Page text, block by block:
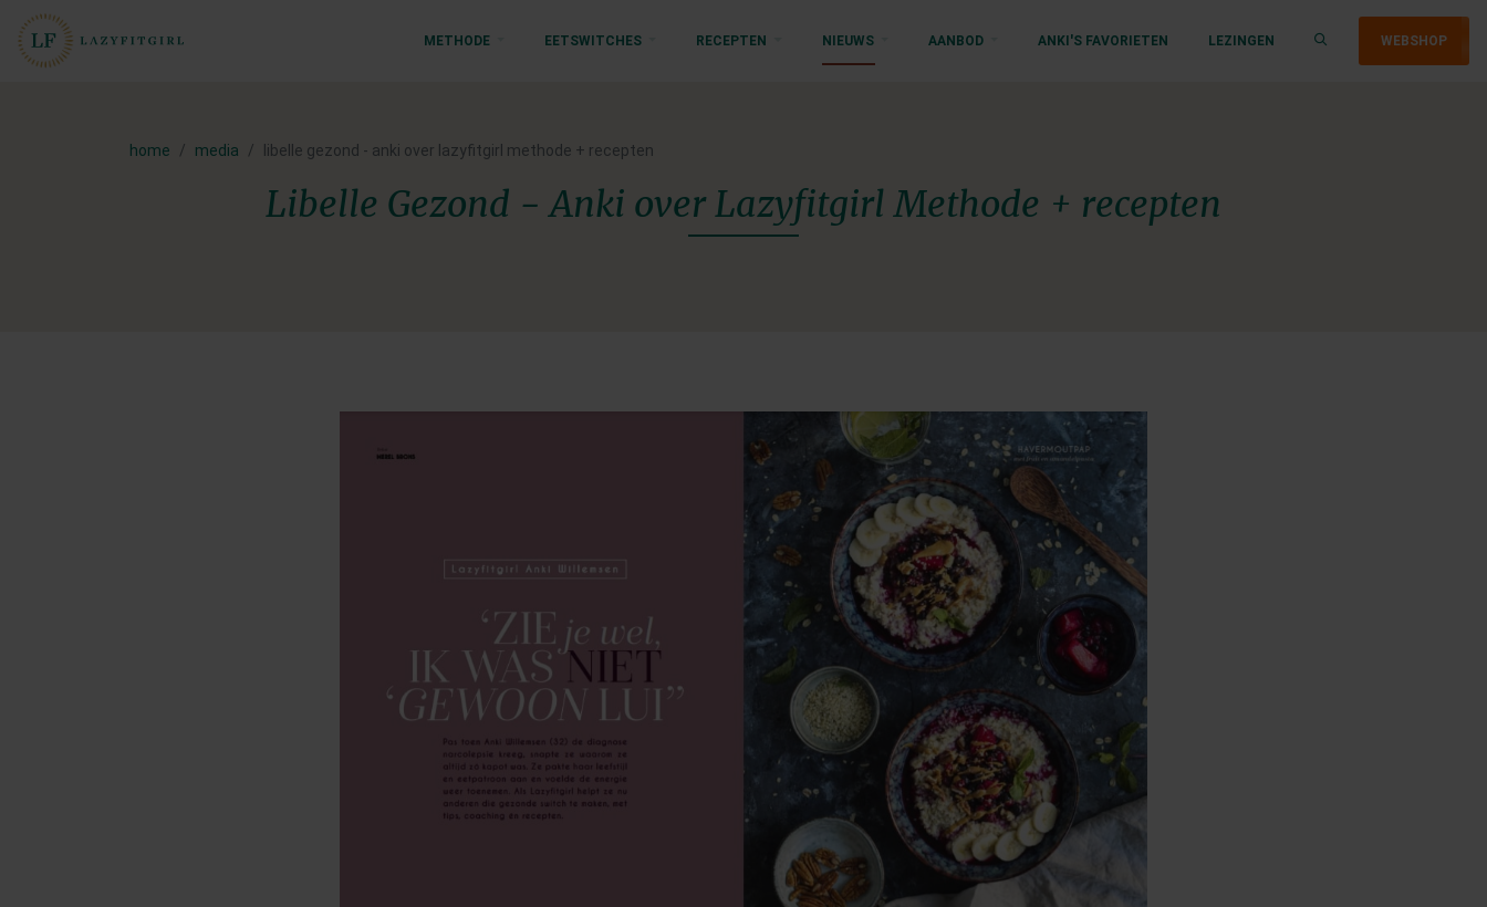
METHODE EETSWITCHES RECEPTEN NIEUWS AANBOD ANKI'S FAVORIETEN LEZINGEN WEBSHOP
home media libelle gezond - anki over lazyfitgirl methode + recepten
Libelle Gezond - Anki over Lazyfitgirl Methode + recepten